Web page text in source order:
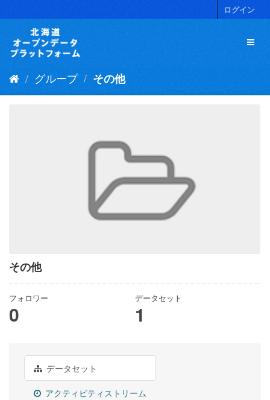
キ
ログイン
グループ その他
その他
フォロワー
0
データセット
1
データセット
アクティビティストリーム